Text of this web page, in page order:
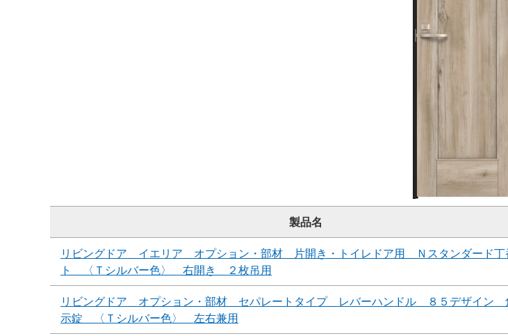
製品名
リビングドア イエリア オプション・部材 片開き・トイレドア用 Ｎスタンダード丁
ト 〈Ｔシルバー色〉 右開き ２枚吊用
リビングドア オプション・部材 セパレートタイプ レバーハンドル ８５デザイ
示錠 〈Ｔシルバー色〉 左右兼用